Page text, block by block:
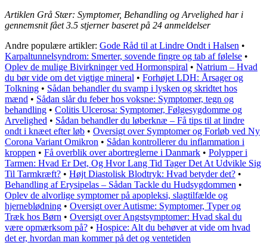
Artiklen Grå Stær: Symptomer, Behandling og Arvelighed har i
gennemsnit fået3.5 stjerner baseret på 24 anmeldelser
Andre populære artikler: Gode Råd til at Lindre Ondt i Halsen •
Karpaltunnelsyndrom: Smerter, sovende fingre og tab af følelse •
Oplev de mulige Bivirkninger ved Hormonspiral • Natrium – Hvad
du bør vide om det vigtige mineral • Forhøjet LDH: Årsager og
Tolkning • Sådan behandler du svamp i lysken og skridtet hos
mænd • Sådan slår du feber hos voksne: Symptomer, tegn og
behandling • Colitis Ulcerosa: Symptomer, Følgesygdomme og
Arvelighed • Sådan behandler du løberknæ – Få tips til at lindre
ondt i knæet efter løb • Oversigt over Symptomer og Forløb ved Ny
Corona Variant Omikron • Sådan kontrollerer du inflammation i
kroppen • Få overblik over abortreglerne i Danmark • Polypper i
Tarmen: Hvad Er Det, Og Hvor Lang Tid Tager Det At Udvikle Sig
Til Tarmkræft? • Højt Diastolisk Blodtryk: Hvad betyder det? •
Behandling af Erysipelas – Sådan Tackle du Hudsygdommen •
Oplev de alvorlige symptomer på apopleksi, slagtilfælde og
hjerneblødning • Oversigt over Autisme: Symptomer, Typer og
Træk hos Børn • Oversigt over Angstsymptomer: Hvad skal du
være opmærksom på? • Hospice: Alt du behøver at vide om hvad
det er, hvordan man kommer på det og ventetiden